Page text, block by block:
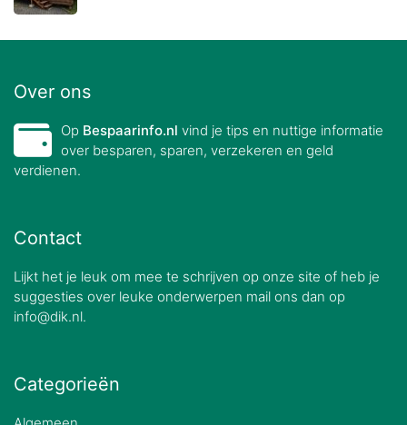
Over ons
Op Bespaarinfo.nl vind je tips en nuttige informatie
over besparen, sparen, verzekeren en geld
verdienen.
Contact
Lijkt het je leuk om mee te schrijven op onze site of heb je
suggesties over leuke onderwerpen mail ons dan op
info@dik.nl.
Categorieën